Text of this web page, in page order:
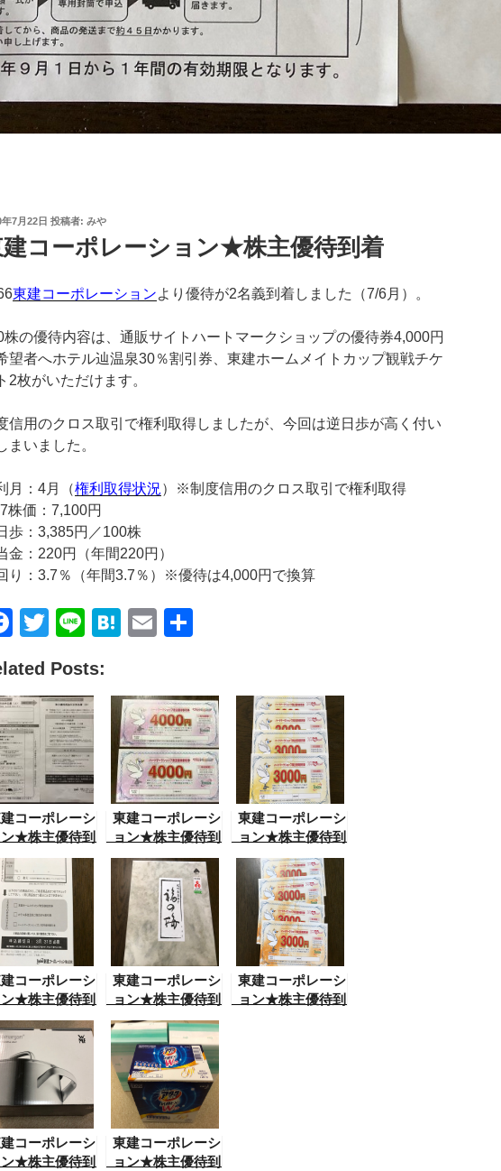
7月22日 投稿者: みや
建コーポレーション★株主優待到着
東建コーポレーションより優待が2名義到着しました（7/6月）。
株の優待内容は、通販サイトハートマークショップの優待券4,000円
望者へホテル辿温泉30％割引券、東建ホームメイトカップ観戦チケ
2枚がいただけます。
信用のクロス取引で権利取得しましたが、今回は逆日歩が高く付い
まいました。
月：4月（権利取得状況）※制度信用のクロス取引で権利取得
株価：7,100円
歩：3,385円／100株
金：220円（年間220円）
り：3.7％（年間3.7％）※優待は4,000円で換算
F
c
e
b
o
o
k
T
tt
er
Li
e
H
n
a
E
Posts:
コーポレーシ
ン★株主優待到
東建コーポレーシ
ョン★株主優待到
着
東建コーポレーシ
ョン★株主優待到
着
コーポレーシ
ン★株主優待到
東建コーポレーシ
ョン★株主優待到
着
東建コーポレーシ
ョン★株主優待到
コーポレーシ
ン★株主優待到
東建コーポレーシ
ョン★株主優待到